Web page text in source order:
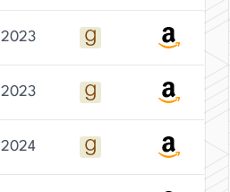
2023
2023
2024